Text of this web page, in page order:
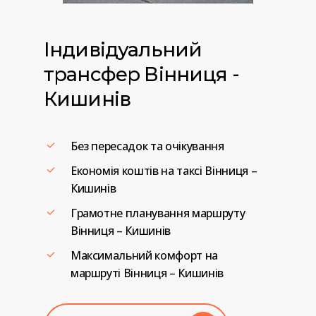
Індивідуальний
трансфер Вінниця -
Кишинів
Без пересадок та очікування
Економія коштів на таксі Вінниця –
Кишинів
Грамотне планування маршруту
Вінниця – Кишинів
Максимальний комфорт на
маршруті Вінниця – Кишинів